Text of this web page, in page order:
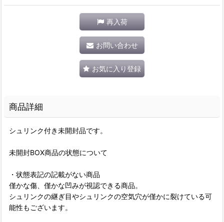
再入荷
お問い合わせ
お気に入り登録
商品詳細
シュリンク付き未開封品です。
未開封BOX商品の状態について
・状態表記の記載がない商品
僅かな傷、僅かな凹みが視認できる商品。
シュリンクの継ぎ目やシュリンクの空気穴が僅かに裂けている可
能性もございます。